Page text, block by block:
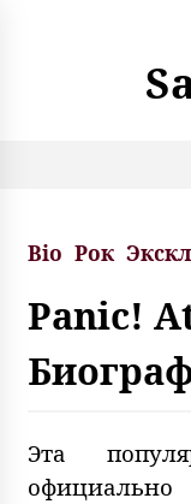
Bio Рок
Panic!
Эта